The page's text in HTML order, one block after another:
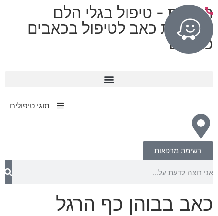
רפואות - טיפול בגלי הלם
מרפאות כאב לטיפול בכאבים
כרוניים
סוגי טיפולים
רשימת מרפאות
כאב בבוהן כף הרגל